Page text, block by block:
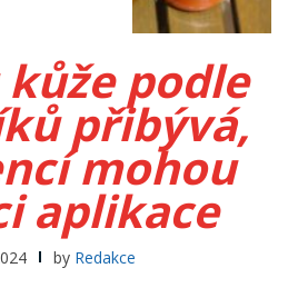
podle
přibývá,
mohou
aplikace
by Redakce